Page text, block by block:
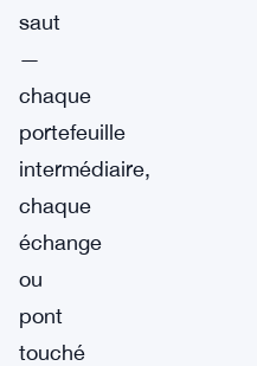
saut
—
chaque
portefeuille
intermédiaire,
chaque
échange
ou
pont
touché